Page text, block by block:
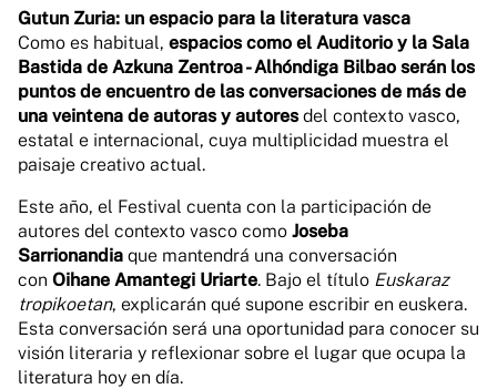
Gutun Zuria: un espacio para la literatura vasca
Como es habitual, espacios como el Auditorio y la Sala
Bastida de Azkuna Zentroa - Alhóndiga Bilbao serán los
puntos de encuentro de las conversaciones de más de
una veintena de autoras y autores del contexto vasco,
estatal e internacional, cuya multiplicidad muestra el
paisaje creativo actual.
Este año, el Festival cuenta con la participación de
autores del contexto vasco como Joseba
Sarrionandia que mantendrá una conversación
con Oihane Amantegi Uriarte. Bajo el título Euskaraz
tropikoetan, explicarán qué supone escribir en euskera.
Esta conversación será una oportunidad para conocer su
visión literaria y reflexionar sobre el lugar que ocupa la
literatura hoy en día.